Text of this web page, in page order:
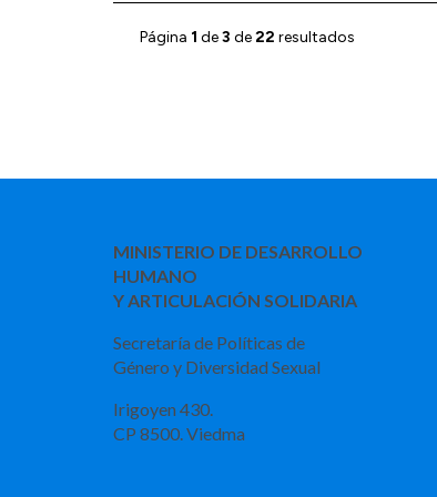
Página 1 de3 de22 resultados
MINISTERIO DE DESARROLLO
HUMANO
Y ARTICULACIÓN SOLIDARIA
Secretaría de Políticas de
Género y Diversidad Sexual
Irigoyen 430.
CP 8500. Viedma